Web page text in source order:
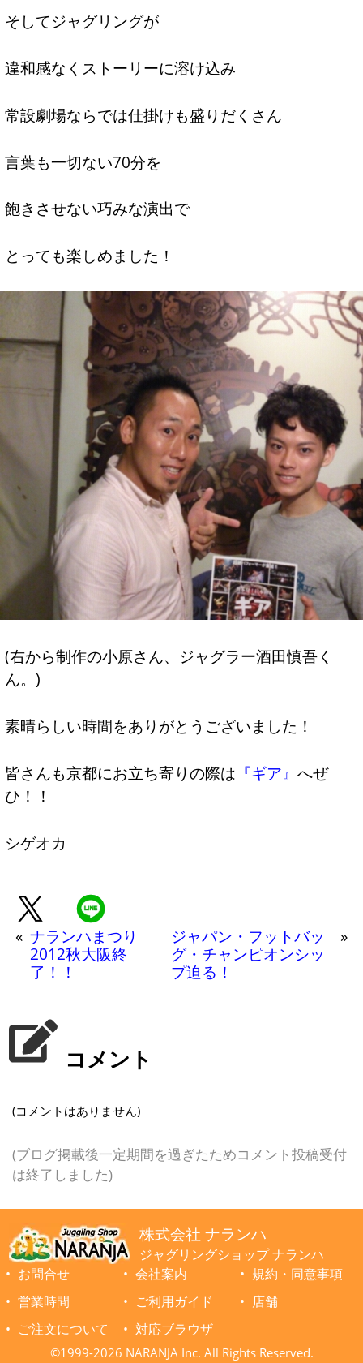
そしてジャグリングが
違和感なくストーリーに溶け込み
常設劇場ならでは仕掛けも盛りだくさん
言葉も一切ない70分を
飽きさせない巧みな演出で
とっても楽しめました！
(右から制作の小原さん、ジャグラー酒田慎吾く
ん。)
素晴らしい時間をありがとうございました！
皆さんも京都にお立ち寄りの際は 『ギア』 へぜ
ひ！！
シゲオカ
« ナランハまつり
2012秋大阪終
了！！
ジャパン・フットバッ
グ・チャンピオンシッ
プ迫る！
»
コメント
(コメントはありません)
(ブログ掲載後一定期間を過ぎたためコメント投稿受付
は終了しました)
株式会社 ナランハ
ジャグリングショップ ナランハ
お問合せ
会社案内
規約・同意事項
営業時間
ご利用ガイド
店舗
ご注文について
対応ブラウザ
©1999-2026 NARANJA Inc. All Rights Reserved.